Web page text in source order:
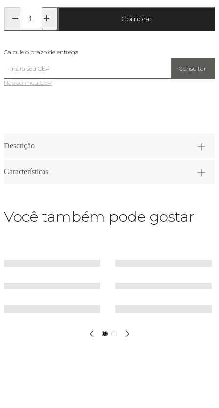
Comprar
Calcule o prazo de entrega
Consultar
Não sei meu CEP
Descrição
Características
Você também pode gostar